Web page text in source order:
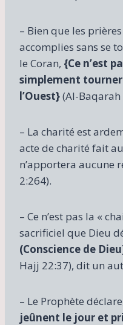
– Bien que les
accomplies sans se
le Coran, {Ce n’est
simplement tourner
l’Ouest}(Al-Baqarah
– La charité est
acte de charité fait
n’apportera aucune
2:264).
– Ce n’est pas la «
sacrificiel que Dieu
(Conscience de
Hajj 22:37), dit un
– Le Prophète
jeûnent le jour et